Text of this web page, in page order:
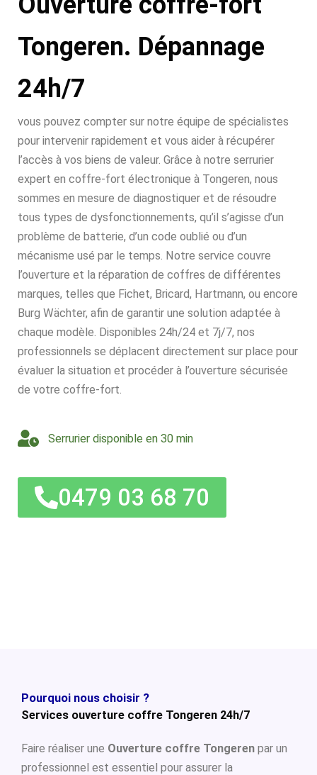
Tongeren. Dépannage
24h/7
vous pouvez compter sur notre équipe de spécialistes
pour intervenir rapidement et vous aider à récupérer
l’accès à vos biens de valeur. Grâce à notre serrurier
expert en coffre-fort électronique à Tongeren, nous
sommes en mesure de diagnostiquer et de résoudre
tous types de dysfonctionnements, qu’il s’agisse d’un
problème de batterie, d’un code oublié ou d’un
mécanisme usé par le temps. Notre service couvre
l’ouverture et la réparation de coffres de différentes
marques, telles que Fichet, Bricard, Hartmann, ou encore
Burg Wächter, afin de garantir une solution adaptée à
chaque modèle. Disponibles 24h/24 et 7j/7, nos
professionnels se déplacent directement sur place pour
évaluer la situation et procéder à l’ouverture sécurisée
de votre coffre-fort.
Serrurier disponible en 30 min
0479 03 68 70
Pourquoi nous choisir ?
Services ouverture coffre Tongeren 24h/7
Faire réaliser une Ouverture coffre Tongeren par un
professionnel est essentiel pour assurer la